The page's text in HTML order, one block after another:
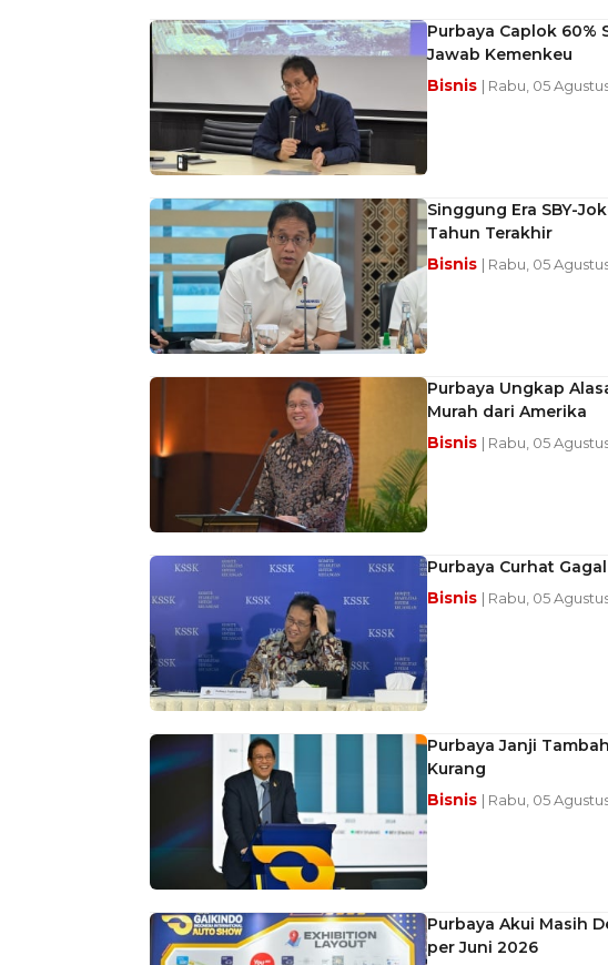
Purbaya Caplok 60%
Jawab Kemenkeu
Bisnis | Rabu, 05
Singgung Era SBY-
Tahun Terakhir
Bisnis | Rabu, 05
Purbaya Ungkap
Murah dari Amerika
Bisnis | Rabu, 05
Purbaya Curhat
Bisnis | Rabu, 05
Purbaya Janji
Kurang
Bisnis | Rabu, 05
Purbaya Akui Masih
per Juni 2026